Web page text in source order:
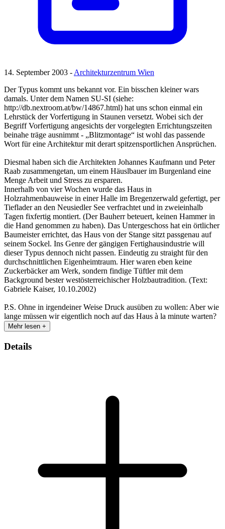
14. September 2003 -Architekturzentrum Wien
Der Typus kommt uns bekannt vor. Ein bisschen kleiner wars
damals. Unter dem Namen SU-SI (siehe:
http://db.nextroom.at/bw/14867.html) hat uns schon einmal ein
Lehrstück der Vorfertigung in Staunen versetzt. Wobei sich der
Begriff Vorfertigung angesichts der vorgelegten Errichtungszeiten
beinahe träge ausnimmt - „Blitzmontage“ ist wohl das passende
Wort für eine Architektur mit derart spitzensportlichen Ansprüchen.
Diesmal haben sich die Architekten Johannes Kaufmann und Peter
Raab zusammengetan, um einem Häuslbauer im Burgenland eine
Menge Arbeit und Stress zu ersparen.
Innerhalb von vier Wochen wurde das Haus in
Holzrahmenbauweise in einer Halle im Bregenzerwald gefertigt, per
Tieflader an den Neusiedler See verfrachtet und in zweieinhalb
Tagen fixfertig montiert. (Der Bauherr beteuert, keinen Hammer in
die Hand genommen zu haben). Das Untergeschoss hat ein örtlicher
Baumeister errichtet, das Haus von der Stange sitzt passgenau auf
seinem Sockel. Ins Genre der gängigen Fertighausindustrie will
dieser Typus dennoch nicht passen. Eindeutig zu straight für den
durchschnittlichen Eigenheimtraum. Hier waren eben keine
Zuckerbäcker am Werk, sondern findige Tüftler mit dem
Background bester westösterreichischer Holzbautradition. (Text:
Gabriele Kaiser, 10.10.2002)
P.S. Ohne in irgendeiner Weise Druck ausüben zu wollen: Aber wie
lange müssen wir eigentlich noch auf das Haus à la minute warten?
Mehr lesen +
Details